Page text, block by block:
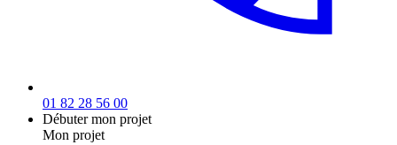
01 82 28 56 00
Débuter mon projet
Mon projet